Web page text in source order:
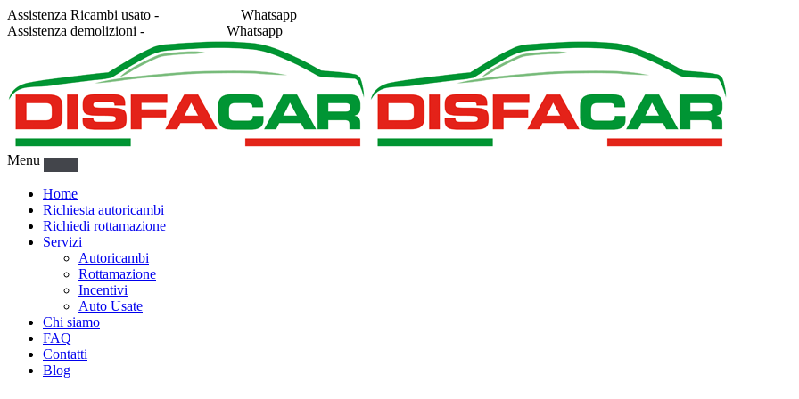
Assistenza Ricambi usato -
Whatsapp
Assistenza demolizioni -
Whatsapp
Menu
Home
Richiesta autoricambi
Richiedi rottamazione
Servizi
Autoricambi
Rottamazione
Incentivi
Auto Usate
Chi siamo
FAQ
Contatti
Blog